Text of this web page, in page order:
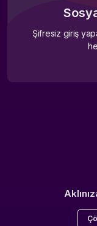
Şifresiz giriş